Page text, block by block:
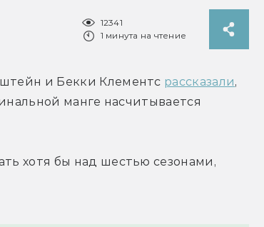
12341
1 минута на чтение
и Бекки Клементс рассказали,
манге насчитывается
хотя бы над шестью сезонами,